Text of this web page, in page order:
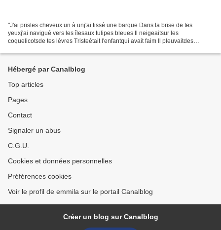
"J'ai pristes cheveux un à unj'ai tissé une barque Dans la brise de tes
yeuxj'ai navigué vers les îlesaux tulipes bleues Il neigeaitsur les
coquelicotsde tes lèvres Tristeétait l'enfantqui avait faim Il pleuvaitdes
Hébergé par Canalblog
Top articles
Pages
Contact
Signaler un abus
C.G.U.
Cookies et données personnelles
Préférences cookies
Voir le profil de emmila sur le portail Canalblog
Créer un blog sur Canalblog